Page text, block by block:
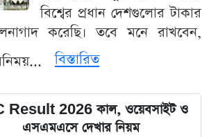
বিশ্বের প্রধান দেশগুলোর টাকার
করেছি। তবে মনে রাখবেন,
বিস্তারিত
Result 2026 কাল, ওয়েবসাইট ও
এসএমএসে দেখার নিয়ম